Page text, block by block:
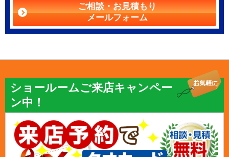
ご相談・お見積もり
メールフォーム
ショールームご来店キャンペー
ン中！